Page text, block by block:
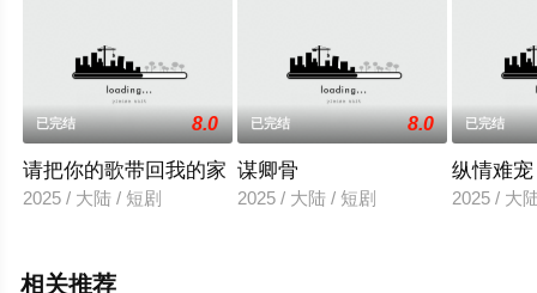
已完结 8.0
请把你的歌带回我的家
2025 / 大陆 / 短剧
已完结 8.0
谋卿骨
2025 / 大陆 / 短剧
已完结
纵情难宠
2025 / 大
相关推荐